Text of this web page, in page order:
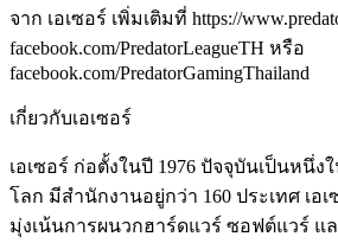
จาก เอเซอร์ เพิ่มเติมที่ https://
facebook.com/PredatorLeagueTH หรือ
facebook.com/PredatorGamingThailand
เกี่ยวกับเอเซอร์
เอเซอร์ ก่อตั้งในปี 1976 ปัจจุบันเป็นหนึ่
โลก มีสำนักงานอยู่กว่า 160 ประเทศ เอ
มุ่งเน้นการผนวกฮาร์ดแวร์ ซอฟต์แวร์ แล